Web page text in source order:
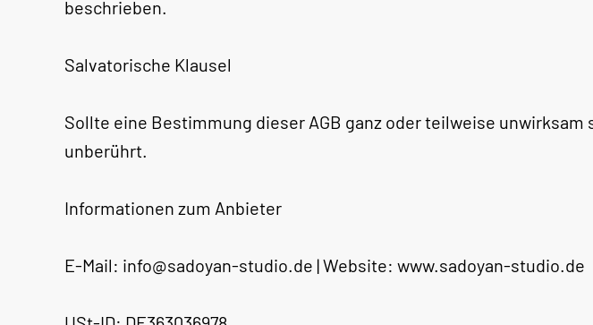
beschrieben.
Salvatorische Klausel
Sollte eine Bestimmung dieser AGB ganz oder teilweise
unberührt.
Informationen zum Anbieter
E-Mail: info@sadoyan-studio.de | Website: www.sadoyan-studio.de